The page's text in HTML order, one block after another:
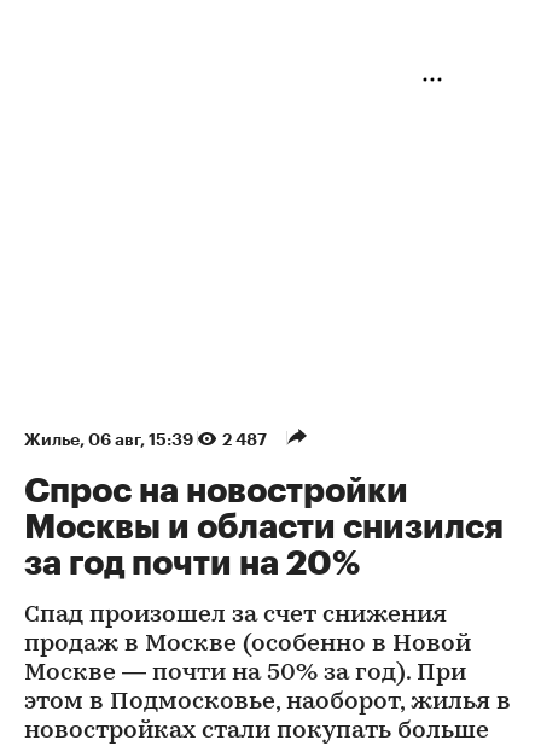
Жилье⁠, 06 авг, 15:39 2 487
Спрос на новостройки
Москвы и области снизился
за год почти на 20%
Спад произошел за счет снижения
продаж в Москве (особенно в Новой
Москве — почти на 50% за год). При
этом в Подмосковье, наоборот, жилья в
новостройках стали покупать больше